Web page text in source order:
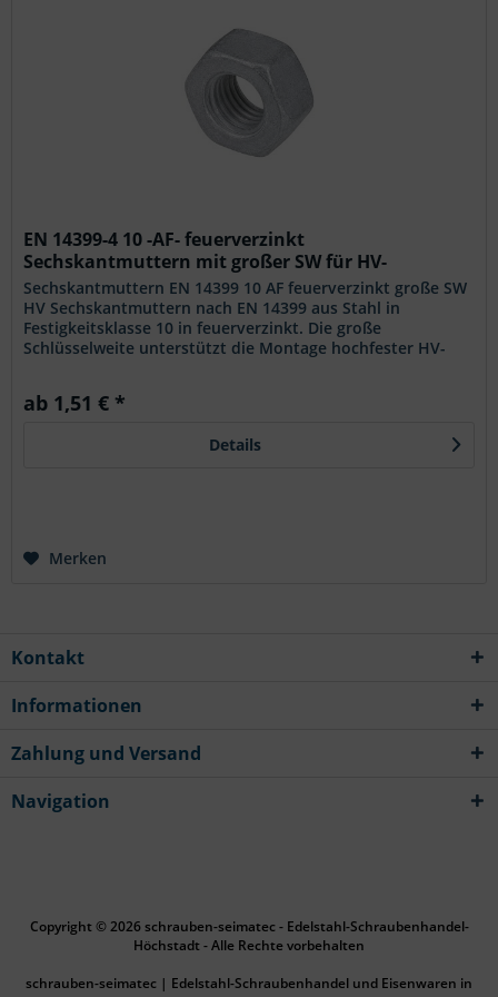
EN 14399-4 10 -AF- feuerverzinkt
Sechskantmuttern mit großer SW für HV-
Verbindungen
Sechskantmuttern EN 14399 10 AF feuerverzinkt große SW
HV Sechskantmuttern nach EN 14399 aus Stahl in
Festigkeitsklasse 10 in feuerverzinkt. Die große
Schlüsselweite unterstützt die Montage hochfester HV-
ab 1,51 € *
Details
Merken
Kontakt
Informationen
Zahlung und Versand
Navigation
Copyright © 2026 schrauben-seimatec - Edelstahl-Schraubenhandel-
Höchstadt - Alle Rechte vorbehalten
schrauben-seimatec | Edelstahl-Schraubenhandel und Eisenwaren in